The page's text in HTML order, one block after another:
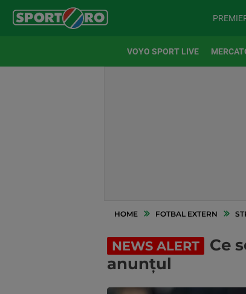
VOYO SPORT LIVE
HOME FOTBAL EXTERN
NEWS ALERT
Ce
anunțul